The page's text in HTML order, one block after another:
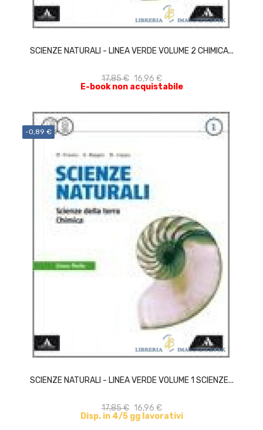
SCIENZE NATURALI - LINEA VERDE VOLUME 2 CHIMICA...
17,85 € 16,96 €
E-book non acquistabile
ACQUISTA
-0,89 €
SCIENZE NATURALI - LINEA VERDE VOLUME 1 SCIENZE...
17,85 € 16,96 €
Disp. in 4/5 gg lavorativi
ACQUISTA